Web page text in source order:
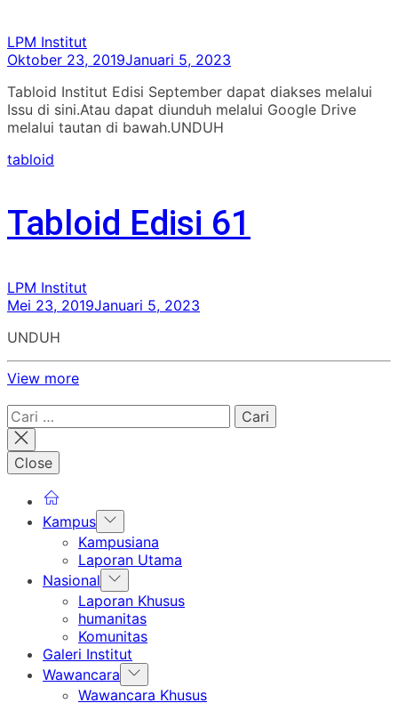
LPM Institut
Oktober 23, 2019Januari 5, 2023
Tabloid Institut Edisi September dapat diakses melalui
Issu di sini.Atau dapat diunduh melalui Google Drive
melalui tautan di bawah.UNDUH
tabloid
Tabloid Edisi 61
LPM Institut
Mei 23, 2019Januari 5, 2023
UNDUH
View more
Cari
untuk:
Close
Kampus Show
sub
menu
Kampusiana
Laporan Utama
Nasional Show
sub
menu
Laporan Khusus
humanitas
Komunitas
Galeri Institut
Wawancara Show
sub
Wawancara Khusus